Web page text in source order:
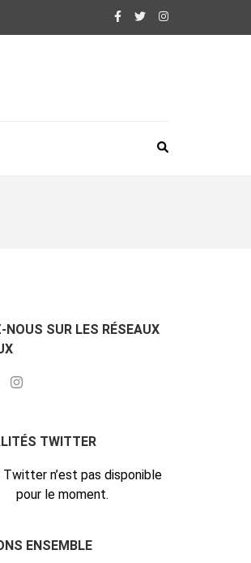
NOUS SUR LES RÉSEAUX
TWITTER
Twitter n’est pas disponible
pour le moment.
ENSEMBLE